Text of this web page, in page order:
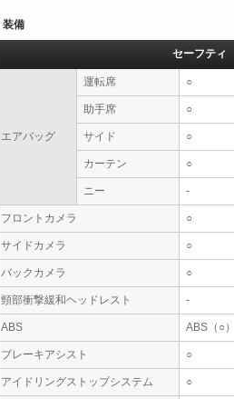
装備
セーフティ
エアバッグ
運転席 ○
助手席 ○
サイド ○
カーテン ○
ニー -
フロントカメラ ○
サイドカメラ ○
バックカメラ ○
頸部衝撃緩和ヘッドレスト -
ABS ABS（○）
ブレーキアシスト ○
アイドリングストップシステム ○